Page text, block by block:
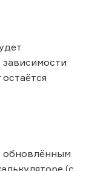
зависимости
обновлённым
(с